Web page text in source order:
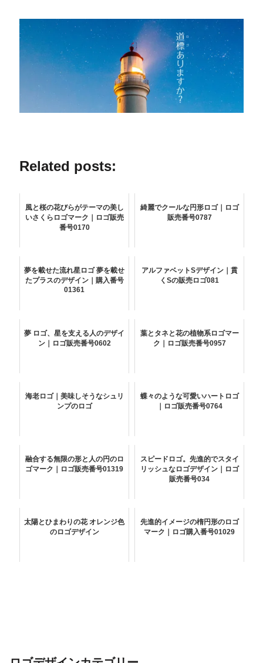
Related posts:
風と桜の花びらがテーマの美し
いさくらロゴマーク｜ロゴ販売
番号0170
綺麗でクールな円形ロゴ｜ロゴ
販売番号0787
夢を載せた流れ星ロゴ 夢を載せ
たプラスのデザイン｜購入番号
01361
アルファベットSデザイン｜貫
くSの販売ロゴ081
夢 ロゴ、星を支える人のデザイ
ン｜ロゴ販売番号0602
葉とタネと花の植物系ロゴマー
ク｜ロゴ販売番号0957
海老ロゴ｜美味しそうなシュリ
ンプのロゴ
蝶々のような可愛いハートロゴ
｜ロゴ販売番号0764
融合する無限の形と人の円のロ
ゴマーク｜ロゴ販売番号01319
スピードロゴ。先進的でスタイ
リッシュなロゴデザイン｜ロゴ
販売番号034
太陽とひまわりの花 オレンジ色
のロゴデザイン
先進的イメージの楕円形のロゴ
マーク｜ロゴ購入番号01029